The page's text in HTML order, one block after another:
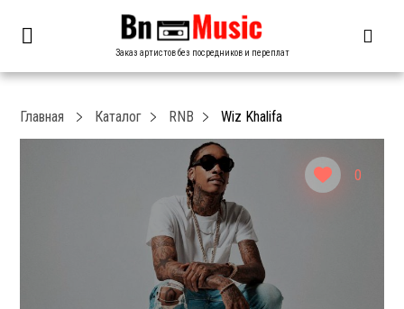
Заказ артистов без посредников и переплат
0
Главная Каталог RNB Wiz Khalifa